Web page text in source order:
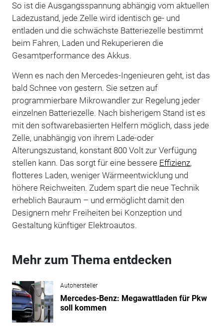
So ist die Ausgangsspannung abhängig vom aktuellen
Ladezustand, jede Zelle wird identisch ge- und
entladen und die schwächste Batteriezelle bestimmt
beim Fahren, Laden und Rekuperieren die
Gesamtperformance des Akkus.
Wenn es nach den Mercedes-Ingenieuren geht, ist das
bald Schnee von gestern. Sie setzen auf
programmierbare Mikrowandler zur Regelung jeder
einzelnen Batteriezelle. Nach bisherigem Stand ist es
mit den softwarebasierten Helfern möglich, dass jede
Zelle, unabhängig von ihrem Lade-oder
Alterungszustand, konstant 800 Volt zur Verfügung
stellen kann. Das sorgt für eine bessere Effizienz,
flotteres Laden, weniger Wärmeentwicklung und
höhere Reichweiten. Zudem spart die neue Technik
erheblich Bauraum – und ermöglicht damit den
Designern mehr Freiheiten bei Konzeption und
Gestaltung künftiger Elektroautos.
Mehr zum Thema entdecken
Autohersteller
Mercedes-Benz: Megawattladen für Pkw
soll kommen